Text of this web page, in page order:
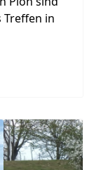
Treffen in